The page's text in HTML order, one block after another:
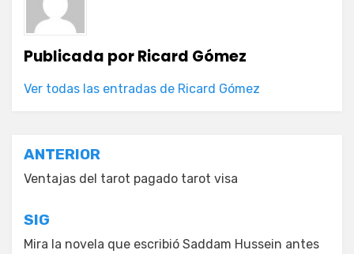
Publicada porRicard Gómez
Ver todas las entradas de Ricard Gómez
Navegación
de
entradas
ANTERIOR
Ventajas del tarot pagado tarot visa
SIG
Mira la novela que escribió Saddam Hussein antes